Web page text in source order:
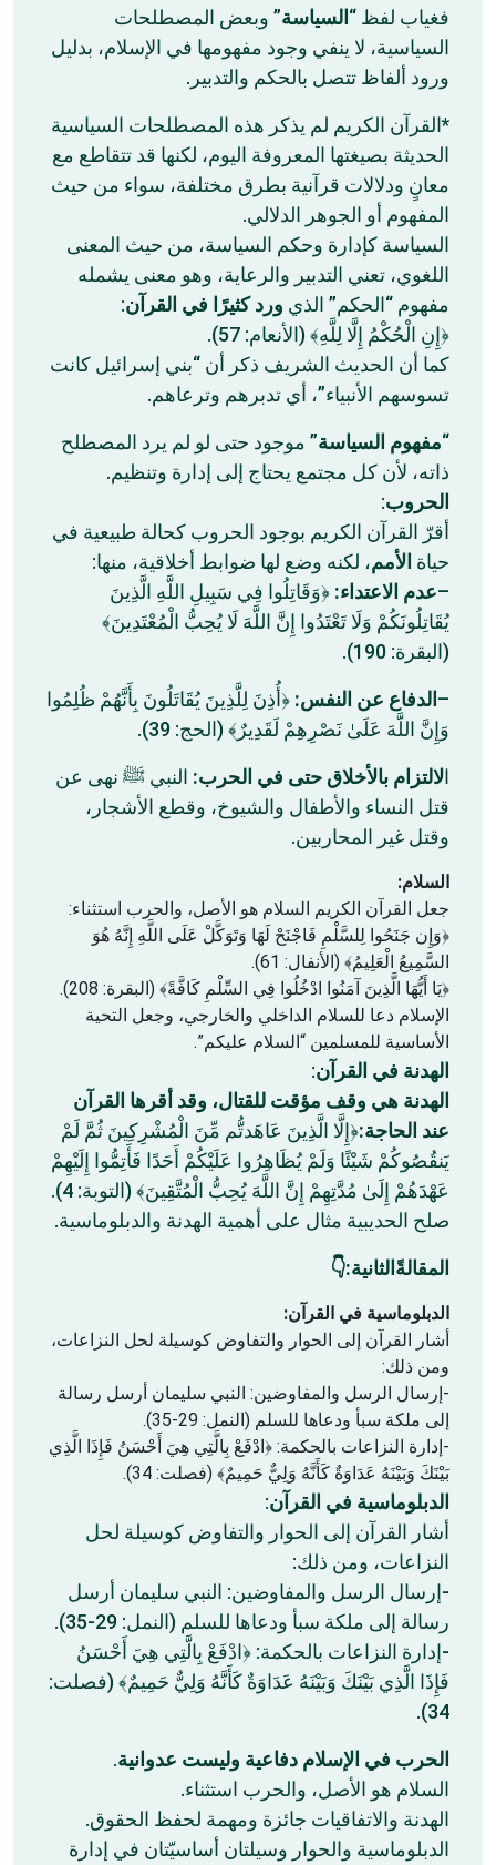
فغياب لفظ “ السياسة” وبعض المصطلحات
السياسية، لا ينفي وجود مفهومها في الإسلام، بدليل
ورود ألفاظ تتصل بالحكم والتدبير.
*القرآن الكريم لم يذكر هذه المصطلحات السياسية
الحديثة بصيغتها المعروفة اليوم، لكنها قد تتقاطع مع
معانٍ ودلالات قرآنية بطرق مختلفة، سواء من حيث
المفهوم أو الجوهر الدلالي.
السياسة كإدارة وحكم السياسة، من حيث المعنى
اللغوي، تعني التدبير والرعاية، وهو معنى يشمله
مفهوم “الحكم” الذي ورد كثيرًا في القرآن:
﴿إِنِ الْحُكْمُ إِلَّا لِلَّهِ﴾ (الأنعام: 57).
كما أن الحديث الشريف ذكر أن “بني إسرائيل كانت
تسوسهم الأنبياء”، أي تدبرهم وترعاهم.
“مفهوم السياسة” موجود حتى لو لم يرد المصطلح
ذاته، لأن كل مجتمع يحتاج إلى إدارة وتنظيم.
الحروب:
أقرّ القرآن الكريم بوجود الحروب كحالة طبيعية في
حياة الأمم، لكنه وضع لها ضوابط أخلاقية، منها:
–عدم الاعتداء: ﴿وَقَاتِلُوا فِي سَبِيلِ اللَّهِ الَّذِينَ
يُقَاتِلُونَكُمْ وَلَا تَعْتَدُوا إِنَّ اللَّهَ لَا يُحِبُّ الْمُعْتَدِينَ﴾
(البقرة: 190).
– الدفاع عن النفس: ﴿أُذِنَ لِلَّذِينَ يُقَاتَلُونَ بِأَنَّهُمْ ظُلِمُوا
وَإِنَّ اللَّهَ عَلَىٰ نَصْرِهِمْ لَقَدِيرٌ﴾ (الحج: 39).
الالتزام بالأخلاق حتى في الحرب: النبي ﷺ نهى عن
قتل النساء والأطفال والشيوخ، وقطع الأشجار،
وقتل غير المحاربين.
السلام:
جعل القرآن الكريم السلام هو الأصل، والحرب استثناء:
﴿وَإِن جَنَحُوا لِلسَّلْمِ فَاجْنَحْ لَهَا وَتَوَكَّلْ عَلَى اللَّهِ إِنَّهُ هُوَ
السَّمِيعُ الْعَلِيمُ﴾ (الأنفال: 61).
﴿يَا أَيُّهَا الَّذِينَ آمَنُوا ادْخُلُوا فِي السِّلْمِ كَافَّةً﴾ (البقرة: 208).
الإسلام دعا للسلام الداخلي والخارجي، وجعل التحية
الأساسية للمسلمين “السلام عليكم”.
الهدنة في القرآن:
الهدنة هي وقف مؤقت للقتال، وقد أقرها القرآن
عند الحاجة:﴿إِلَّا الَّذِينَ عَاهَدتُّم مِّنَ الْمُشْرِكِينَ ثُمَّ لَمْ
يَنقُصُوكُمْ شَيْئًا وَلَمْ يُظَاهِرُوا عَلَيْكُمْ أَحَدًا فَأَتِمُّوا إِلَيْهِمْ
عَهْدَهُمْ إِلَىٰ مُدَّتِهِمْ إِنَّ اللَّهَ يُحِبُّ الْمُتَّقِينَ﴾ (التوبة: 4).
صلح الحديبية مثال على أهمية الهدنة والدبلوماسية.
المقالةًالثانية:👇
الدبلوماسية في القرآن:
أشار القرآن إلى الحوار والتفاوض كوسيلة لحل النزاعات،
ومن ذلك:
-إرسال الرسل والمفاوضين: النبي سليمان أرسل رسالة
إلى ملكة سبأ ودعاها للسلم (النمل: 29-35).
-إدارة النزاعات بالحكمة: ﴿ادْفَعْ بِالَّتِي هِيَ أَحْسَنُ فَإِذَا الَّذِي
بَيْنَكَ وَبَيْنَهُ عَدَاوَةٌ كَأَنَّهُ وَلِيٌّ حَمِيمٌ﴾ (فصلت: 34).
الدبلوماسية في القرآن:
أشار القرآن إلى الحوار والتفاوض كوسيلة لحل
النزاعات، ومن ذلك:
-إرسال الرسل والمفاوضين: النبي سليمان أرسل
رسالة إلى ملكة سبأ ودعاها للسلم (النمل: 29-35).
-إدارة النزاعات بالحكمة: ﴿ادْفَعْ بِالَّتِي هِيَ أَحْسَنُ
فَإِذَا الَّذِي بَيْنَكَ وَبَيْنَهُ عَدَاوَةٌ كَأَنَّهُ وَلِيٌّ حَمِيمٌ﴾ (فصلت:
34).
الحرب في الإسلام دفاعية وليست عدوانية.
السلام هو الأصل، والحرب استثناء.
الهدنة والاتفاقيات جائزة ومهمة لحفظ الحقوق.
الدبلوماسية والحوار وسيلتان أساسيّتان في إدارة